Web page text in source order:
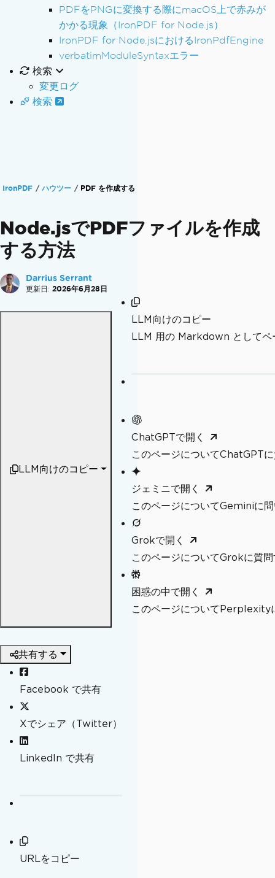
PDFをPNGに変換する際にmacOS上で赤みが
かかる現象（IronPDF for Node.js）
IronPDF for Node.jsにおけるIronPdfEngine
verbatimModuleSyntaxエラー
検索
変更ログ
検索
IronPDF ハウツー PDF を作成する
Node.jsでPDFファイルを作成
する方法
Darrius Serrant
更新日: 2026年6月28日
LLM向けのコピー
LLM向けのコピー
LLM 用の Markdown としてペ
ChatGPTで開く
このページについてChatGPT
ジェミニで開く
このページについてGeminiに
Grokで開く
このページについてGrokに質
困惑の中で開く
このページについてPerplexity
共有する
Facebook で共有
Xでシェア（Twitter）
LinkedIn で共有
URLをコピー